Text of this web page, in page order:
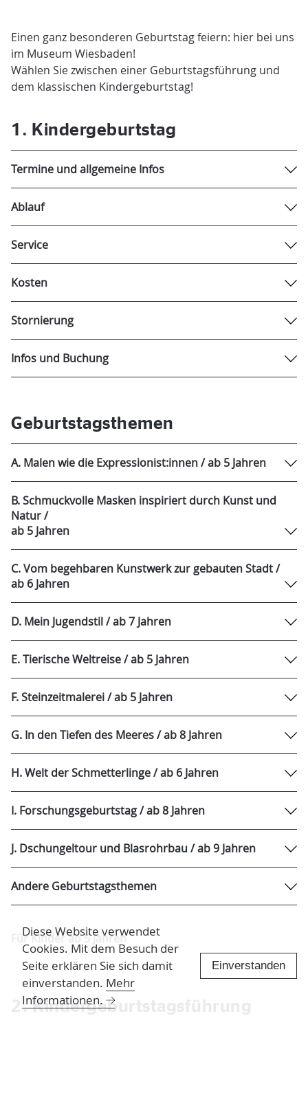
Einen ganz besonderen Geburtstag feiern: hier bei uns
im Museum Wiesbaden!
Wählen Sie zwischen einer Geburtstagsführung und
dem klassischen Kindergeburtstag!
1. Kindergeburtstag
Termine und allgemeine Infos
Ablauf
Service
Kosten
Stornierung
Infos und Buchung
Geburtstagsthemen
A. Malen wie die Expressionist:innen / ab 5 Jahren
B. Schmuckvolle Masken inspiriert durch Kunst und
Natur /
ab 5 Jahren
C. Vom begehbaren Kunstwerk zur gebauten Stadt /
ab 6 Jahren
D. Mein Jugendstil / ab 7 Jahren
E. Tierische Weltreise / ab 5 Jahren
F. Steinzeitmalerei / ab 5 Jahren
G. In den Tiefen des Meeres / ab 8 Jahren
H. Welt der Schmetterlinge / ab 6 Jahren
I. Forschungsgeburtstag / ab 8 Jahren
J. Dschungeltour und Blasrohrbau / ab 9 Jahren
Andere Geburtstagsthemen
Für Kinder ab 5 Jahren
2. Kindergeburtstagsführung
Diese Website verwendet
Cookies. Mit dem Besuch der
Seite erklären Sie sich damit
einverstanden. Mehr
Informationen.
Einverstanden